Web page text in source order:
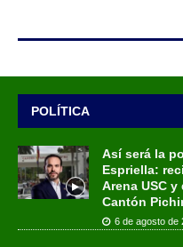
POLÍTICA
Así será la
Espriella:
Arena USC
Cantón
6 de agosto de